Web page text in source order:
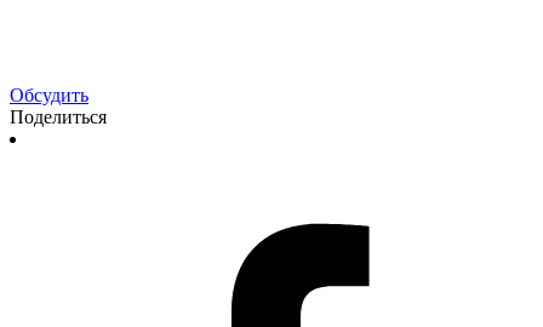
Обсудить
Поделиться